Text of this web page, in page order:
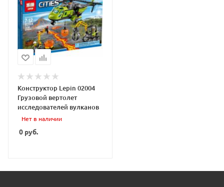
Конструктор Lepin 02004
Грузовой вертолет
исследователей вулканов
Нет в наличии
0 руб.